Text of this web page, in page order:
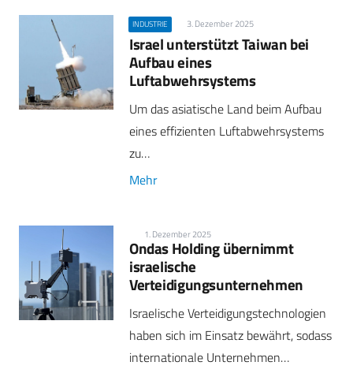
INDUSTRIE 3. Dezember 2025
Israel unterstützt Taiwan bei
Aufbau eines
Luftabwehrsystems
Um das asiatische Land beim Aufbau
eines effizienten Luftabwehrsystems
zu…
Mehr
1. Dezember 2025
Ondas Holding übernimmt
israelische
Verteidigungsunternehmen
Israelische Verteidigungstechnologien
haben sich im Einsatz bewährt, sodass
internationale Unternehmen…